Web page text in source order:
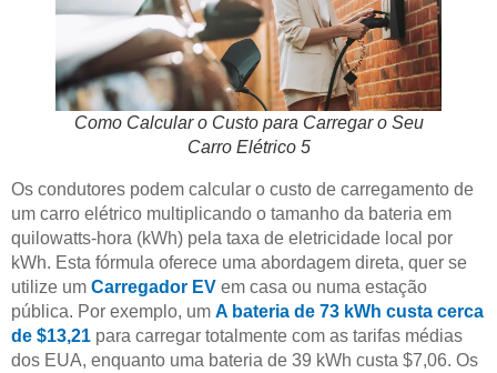
Como Calcular o Custo para Carregar o Seu
Carro Elétrico 5
Os condutores podem calcular o custo de carregamento de
um carro elétrico multiplicando o tamanho da bateria em
quilowatts-hora (kWh) pela taxa de eletricidade local por
kWh. Esta fórmula oferece uma abordagem direta, quer se
utilize um Carregador EV em casa ou numa estação
pública. Por exemplo, um A bateria de 73 kWh custa cerca
de $13,21 para carregar totalmente com as tarifas médias
dos EUA, enquanto uma bateria de 39 kWh custa $7,06. Os